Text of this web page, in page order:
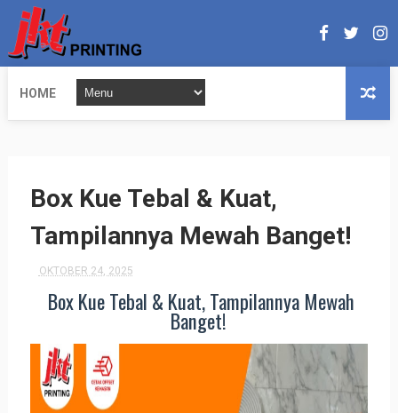
HOME
Box Kue Tebal & Kuat,
Tampilannya Mewah Banget!
OKTOBER 24, 2025
Box Kue Tebal & Kuat, Tampilannya Mewah
Banget!